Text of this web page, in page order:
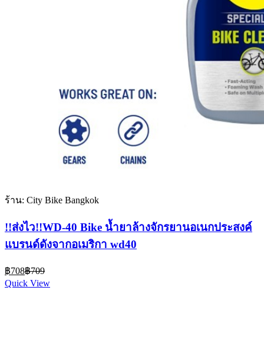
ร้าน: City Bike Bangkok
!!ส่งไว!!WD-40 Bike น้ำยาล้างจักรยานอเนกประสงค์
แบรนด์ดังจากอเมริกา wd40
฿708Current
price
is:
฿709Original
was:
Quick View